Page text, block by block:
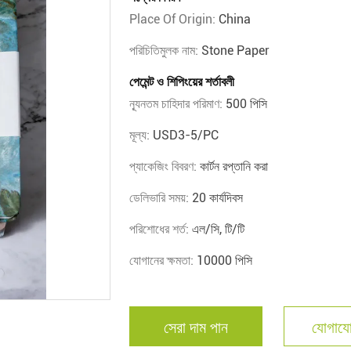
Place Of Origin: China
পরিচিতিমুলক নাম: Stone Paper
পেমেন্ট ও শিপিংয়ের শর্তাবলী
ন্যূনতম চাহিদার পরিমাণ: 500 পিসি
মূল্য: USD3-5/PC
প্যাকেজিং বিবরণ: কার্টন রপ্তানি করা
ডেলিভারি সময়: 20 কার্যদিবস
পরিশোধের শর্ত: এল/সি, টি/টি
যোগানের ক্ষমতা: 10000 পিসি
সেরা দাম পান